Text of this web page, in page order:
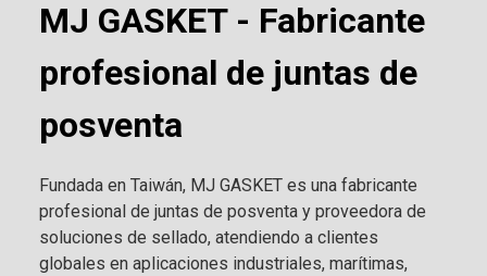
MJ GASKET - Fabricante
profesional de juntas de
posventa
Fundada en Taiwán, MJ GASKET es una fabricante
profesional de juntas de posventa y proveedora de
soluciones de sellado, atendiendo a clientes
globales en aplicaciones industriales, marítimas,